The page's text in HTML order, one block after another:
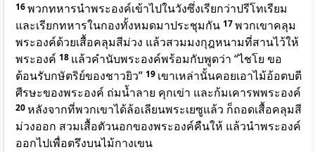
16พวกทหารนำพระองค์เข้าไปในวังซึ่งเรียกว่าปรีโทเรียม
และเรียกทหารในกองทั้งหมดมาประชุมกัน 17พวกเขาคลุม
พระองค์ด้วยเสื้อคลุมสีม่วง แล้วสวมมงกุฎหนามที่สานไว้ให้
พระองค์ 18 แล้วคำนับพระองค์พร้อมกับพูดว่า “ไชโย ขอ
ต้อนรับกษัตริย์ของชาวยิว” 19 เขาเหล่านั้นคอยเอาไม้อ้อตบตี
ศีรษะของพระองค์ ถ่มน้ำลาย คุกเข่า และก้มเคารพพระองค์
20หลังจากที่พวกเขาได้ล้อเลียนพระเยซูแล้ว ก็ถอดเสื้อคลุมสี
ม่วงออก สวมเสื้อตัวนอกของพระองค์คืนให้ แล้วนำพระองค์
ออกไปเพื่อตรึงบนไม้กางเขน